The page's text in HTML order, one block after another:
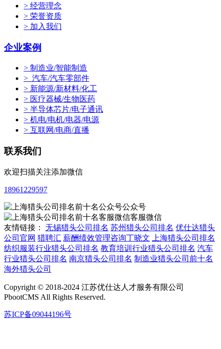
> 经营理念
> 荣誉资质
> 加入我们
企业案例
> 制造业/智能制造
> 汽车/汽车零部件
> 新能源/新材料/化工
> 医疗器械/生物医药
> 半导体芯片/电子通讯
> 机电/电机/电器/电源
> 互联网/电商/直播
联系我们
欢迎扫描关注添加微信
18961229597
公众号
客服微信
友情链接： 无锡猎头公司排名 苏州猎头公司排名 优仕达猎头
公司官网 猎聘汇 薪酬绩效管理咨询丁晓文
上海猎头公司排名
纺织服装行业猎头公司排名 教育培训行业猎头公司排名 汽车
行业猎头公司排名 南京猎头公司排名 制造业猎头公司前十名
海外猎头公司
Copyright © 2018-2024 江苏优仕达人才服务有限公司
PbootCMS All Rights Reserved.
苏ICP备09044196号